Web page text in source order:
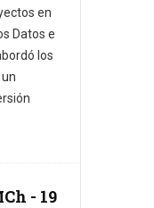
en
Datos e
los
- 19